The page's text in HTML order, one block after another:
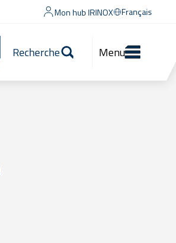
Mon hub IRINOX Français
Recherche Menu